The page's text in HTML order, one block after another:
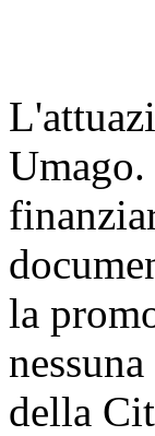
la
della